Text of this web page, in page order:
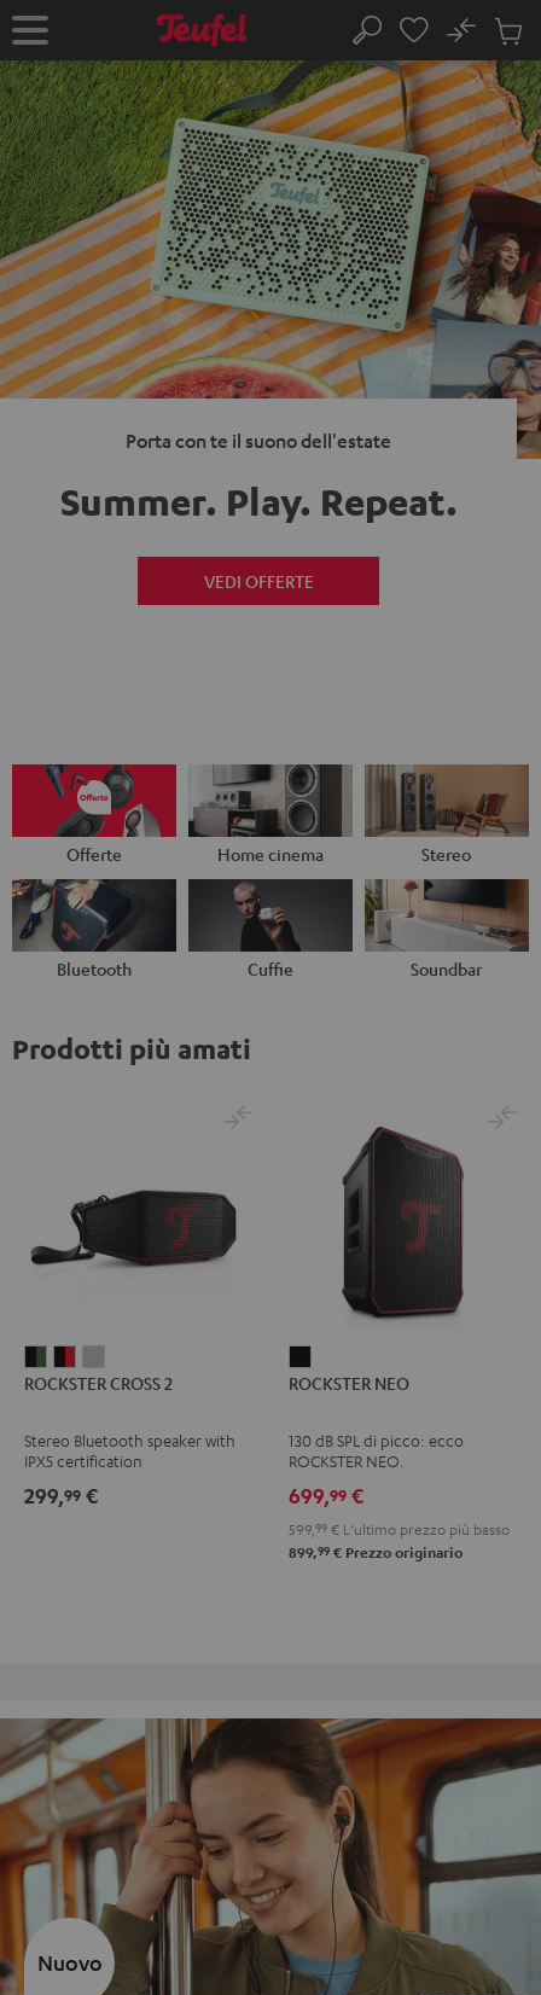
AL
Pagina
iniziale
Cerca
No
nel
Porta con te il suono dell'estate
Summer. Play. Repeat.
VEDI OFFERTE
Offerte Home cinema Stereo
Bluetooth Cuffie Soundbar
Prodotti più amati
CROSS
Black
&
Green
CROSS
Nero
&
Rosso
CROSS
Light
Gray
ROCKSTER CROSS 2
Stereo Bluetooth speaker with
IPX5 certification
299,99 €
NEO
ROCKSTER NEO
130 dB SPL di picco: ecco
ROCKSTER NEO.
699,99 €
599, 99 € L'ultimo prezzo più basso
899,99 € Prezzo originario
Nuovo